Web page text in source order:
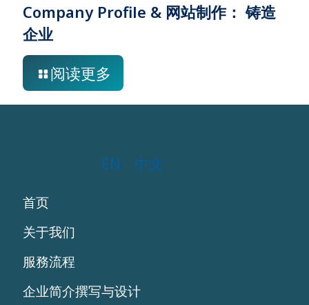
Company Profile & 网站制作： 铸造
企业
阅读更多
EN 中文
首页
关于我们
服務流程
企业简介撰写与设计